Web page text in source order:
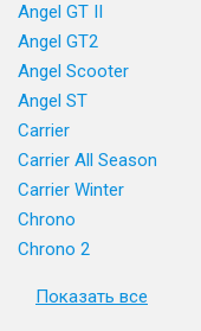
Angel GT II
Angel GT2
Angel Scooter
Angel ST
Carrier
Carrier All Season
Carrier Winter
Chrono
Chrono 2
Показать все